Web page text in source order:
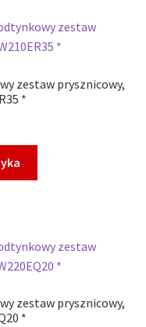
zestaw prysznicowy,
*
zestaw prysznicowy,
*